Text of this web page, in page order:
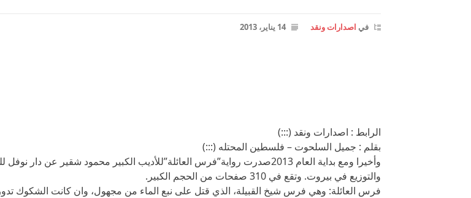
في اصدارات ونقد 14 يناير، 2013
الرابط : اصدارات ونقد (:::)
بقلم : جميل السلحوت – فلسطين المحتله (:::)
وأخيرا ومع بداية العام 2013صدرت رواية”فرس العائلة”للأديب الكبير محمود شقير عن دار نوفل
والتوزيع في بيروت. وتقع في 310 صفحات من الحجم الكبير.
فرس العائلة: وهي فرس شيخ القبيلة، الذي قتل على نبع الماء من مجهول، وان كانت الشكوك